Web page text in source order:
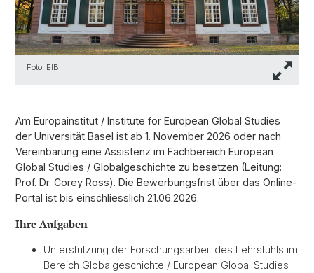
Foto: EIB
Am Europainstitut / Institute for European Global Studies
der Universität Basel ist ab 1. November 2026 oder nach
Vereinbarung eine Assistenz im Fachbereich European
Global Studies / Globalgeschichte zu besetzen (Leitung:
Prof. Dr. Corey Ross). Die Bewerbungsfrist über das Online-
Portal ist bis einschliesslich 21.06.2026.
Ihre Aufgaben
Unterstützung der Forschungsarbeit des Lehrstuhls im
Bereich Globalgeschichte / European Global Studies